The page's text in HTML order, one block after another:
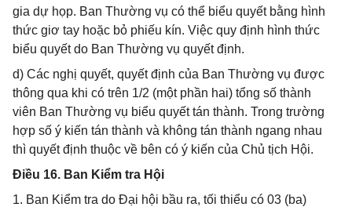
gia dự họp. Ban Thường vụ có thể biểu quyết bằng hình
thức giơ tay hoặc bỏ phiếu kín. Việc quy định hình thức
biểu quyết do Ban Thường vụ quyết định.
d) Các nghị quyết, quyết định của Ban Thường vụ được
thông qua khi có trên 1/2 (một phần hai) tổng số thành
viên Ban Thường vụ biểu quyết tán thành. Trong trường
hợp số ý kiến tán thành và không tán thành ngang nhau
thì quyết định thuộc về bên có ý kiến của Chủ tịch Hội.
Điều 16. Ban Kiểm tra Hội
1. Ban Kiểm tra do Đại hội bầu ra, tối thiểu có 03 (ba)